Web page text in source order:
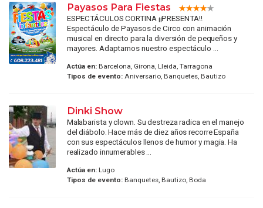
Payasos Para Fiestas
ESPECTÁCULOS CORTINA ¡¡PRESENTA!!
Espectáculo de Payasos de Circo con animación
musical en directo para la diversión de pequeños y
mayores. Adaptamos nuestro espectáculo ...
Actúa en:Barcelona, Girona, Lleida, Tarragona
Tipos de evento:Aniversario, Banquetes, Bautizo
Dinki Show
Malabarista y clown. Su destreza radica en el manejo
del diábolo. Hace más de diez años recorre España
con sus espectáculos llenos de humor y magia. Ha
realizado innumerables ...
Actúa en:Lugo
Tipos de evento:Banquetes, Bautizo, Boda